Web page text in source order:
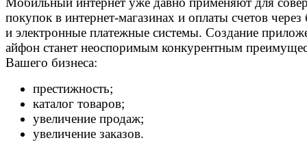
покупок в интернет-магазинах и оплаты счетов через
и электронные платежные системы. Создание
айфон станет неоспоримым конкурентным
Вашего бизнеса:
престижность;
каталог товаров;
увеличение продаж;
увеличение заказов.